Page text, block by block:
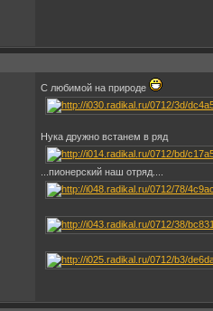
С любимой на природе
Нука дружно встанем в ряд
...пионерский наш отряд....